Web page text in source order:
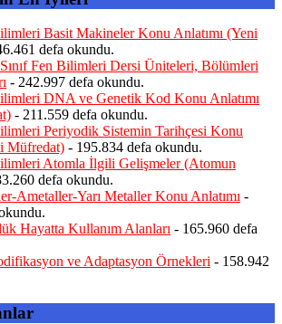
Basit Makineler Konu Anlatımı (Yeni
defa okundu.
Fen Bilimleri Dersi Üniteleri, Bölümleri
- 242.997 defa okundu.
DNA ve Genetik Kod Konu Anlatımı
- 211.559 defa okundu.
Periyodik Sistemin Tarihçesi Konu
Müfredat) - 195.834 defa okundu.
Atomla İlgili Gelişmeler (Atomun
defa okundu.
Ametaller-Yarı Metaller Konu Anlatımı -
Hayatta Kullanım Alanları - 165.960 defa
ve Adaptasyon Örnekleri - 158.942